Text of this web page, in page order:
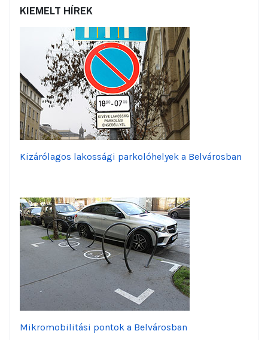
KIEMELT HÍREK
Kizárólagos lakossági parkolóhelyek a Belvárosban
Mikromobilitási pontok a Belvárosban